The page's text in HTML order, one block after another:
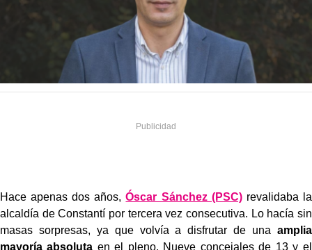
Hace apenas dos años,Óscar Sánchez (PSC)revalidaba la
alcaldía de Constantí por tercera vez consecutiva. Lo hacía sin
masas sorpresas, ya que volvía a disfrutar de una amplia
mayoría absoluta en el pleno. Nueve concejales de 13 y el